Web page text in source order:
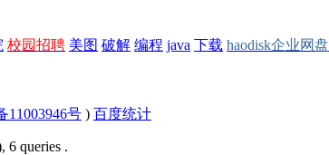
校园招聘 美图 破解 编程 java 下载 haodisk企业网盘
11003946号 ) 百度统计
6 queries .